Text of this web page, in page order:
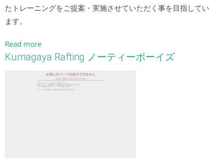
たトレーニングをご提案・実施させていただく事を目指してい
ます。
Read more
Kumagaya Rafting ノーティーボーイズ